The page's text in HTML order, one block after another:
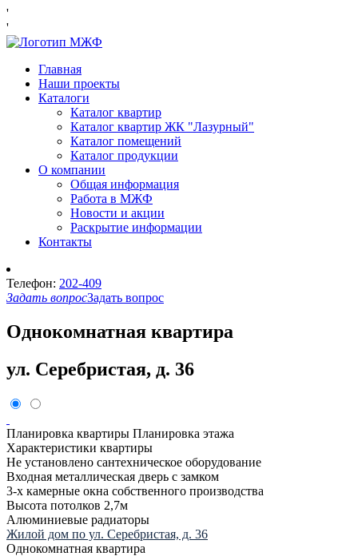
'
'
Главная
Наши проекты
Каталоги
Каталог квартир
Каталог квартир ЖК "Лазурный"
Каталог помещений
Каталог продукции
О компании
Общая информация
Работа в МЖФ
Новости и акции
Раскрытие информации
Контакты
Телефон: 202-409
Задать вопросЗадать вопрос
Однокомнатная квартира
ул. Серебристая, д. 36
Планировка квартиры Планировка этажа
Характеристики квартиры
Не установлено сантехническое оборудование
Входная металлическая дверь с замком
3-х камерные окна собственного производства
Высота потолков 2,7м
Алюминиевые радиаторы
Жилой дом по ул. Серебристая, д. 36
Однокомнатная квартира